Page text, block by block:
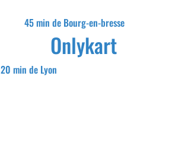
20 min de Lyon
Onlykart
45 min de Bourg-en-bresse